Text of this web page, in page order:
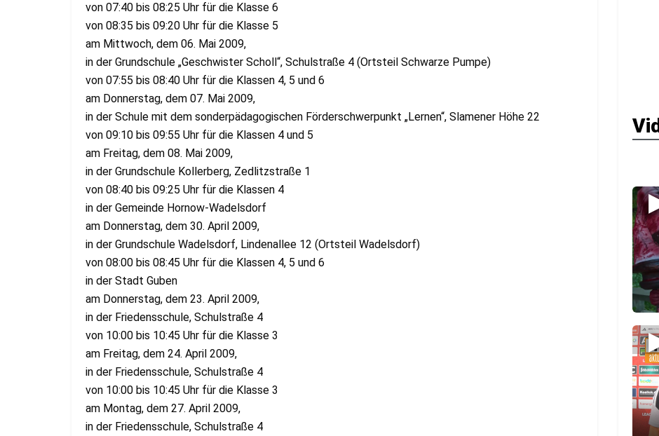
von 07:40 bis 08:25 Uhr für die Klasse 6
von 08:35 bis 09:20 Uhr für die Klasse 5
am Mittwoch, dem 06. Mai 2009,
in der Grundschule „Geschwister Scholl“, Schulstraße 4 (Ortsteil Schwarze Pumpe)
von 07:55 bis 08:40 Uhr für die Klassen 4, 5 und 6
am Donnerstag, dem 07. Mai 2009,
in der Schule mit dem sonderpädagogischen Förderschwerpunkt „Lernen“, Slamener Höhe 22
von 09:10 bis 09:55 Uhr für die Klassen 4 und 5
am Freitag, dem 08. Mai 2009,
in der Grundschule Kollerberg, Zedlitzstraße 1
von 08:40 bis 09:25 Uhr für die Klassen 4
in der Gemeinde Hornow-Wadelsdorf
am Donnerstag, dem 30. April 2009,
in der Grundschule Wadelsdorf, Lindenallee 12 (Ortsteil Wadelsdorf)
von 08:00 bis 08:45 Uhr für die Klassen 4, 5 und 6
in der Stadt Guben
am Donnerstag, dem 23. April 2009,
in der Friedensschule, Schulstraße 4
von 10:00 bis 10:45 Uhr für die Klasse 3
am Freitag, dem 24. April 2009,
in der Friedensschule, Schulstraße 4
von 10:00 bis 10:45 Uhr für die Klasse 3
am Montag, dem 27. April 2009,
in der Friedensschule, Schulstraße 4